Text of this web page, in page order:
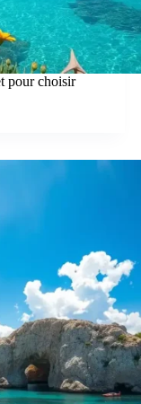
pour choisir